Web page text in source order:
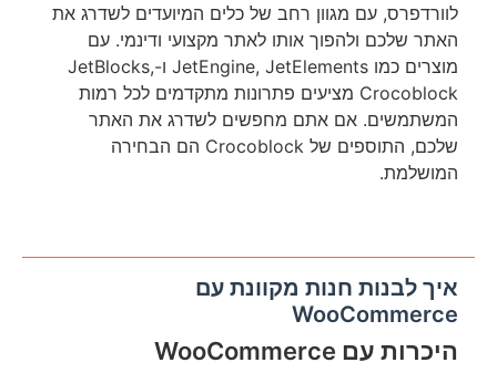
לוורדפרס, עם מגוון רחב של כלים המיועדים לשדרג את
האתר שלכם ולהפוך אותו לאתר מקצועי ודינמי. עם
מוצרים כמו JetEngine, JetElements ו-JetBlocks,
Crocoblock מציעים פתרונות מתקדמים לכל רמות
המשתמשים. אם אתם מחפשים לשדרג את האתר
שלכם, התוספים של Crocoblock הם הבחירה
המושלמת.
איך לבנות חנות מקוונת עם
WooCommerce
היכרות עם WooCommerce